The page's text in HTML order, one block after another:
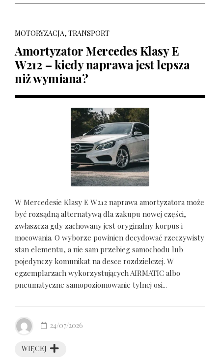
MOTORYZACJA, TRANSPORT
Amortyzator Mercedes Klasy E
W212 – kiedy naprawa jest lepsza
niż wymiana?
W Mercedesie Klasy E W212 naprawa amortyzatora może
być rozsądną alternatywą dla zakupu nowej części,
zwłaszcza gdy zachowany jest oryginalny korpus i
mocowania. O wyborze powinien decydować rzeczywisty
stan elementu, a nie sam przebieg samochodu lub
pojedynczy komunikat na desce rozdzielczej. W
egzemplarzach wykorzystujących AIRMATIC albo
pneumatyczne samopoziomowanie tylnej osi...
WIĘCEJ
24/07/2026